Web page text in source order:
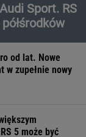
Sport. RS
od lat. Nowe
w zupełnie nowy
5 może być